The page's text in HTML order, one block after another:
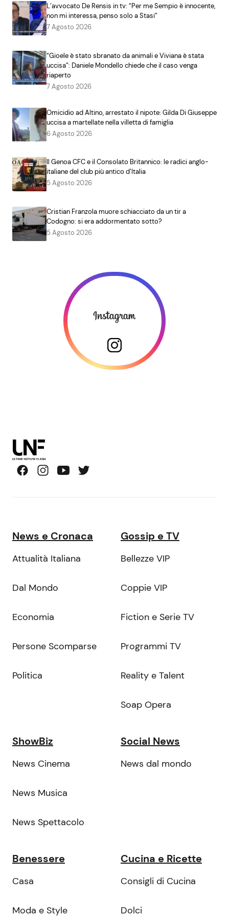
L’avvocato De Rensis in tv: “Per me Sempio è innocente,
non mi interessa, penso solo a Stasi”
7 Agosto 2026
“Gioele è stato sbranato da animali e Viviana è stata
uccisa”: Daniele Mondello chiede che il caso venga
riaperto
7 Agosto 2026
Omicidio ad Altino, arrestato il nipote: Gilda Di Giuseppe
uccisa a martellate nella villetta di famiglia
6 Agosto 2026
Il Genoa CFC e il Consolato Britannico: le radici anglo-
italiane del club più antico d’Italia
5 Agosto 2026
Cristian Franzola muore schiacciato da un tir a
Codogno: si era addormentato sotto?
5 Agosto 2026
News e Cronaca
Attualità Italiana
Dal Mondo
Economia
Persone Scomparse
Politica
Gossip e TV
Bellezze VIP
Coppie VIP
Fiction e Serie TV
Programmi TV
Reality e Talent
Soap Opera
ShowBiz
News Cinema
News Musica
News Spettacolo
Social News
News dal mondo
Benessere
Casa
Moda e Style
Cucina e Ricette
Consigli di Cucina
Dolci